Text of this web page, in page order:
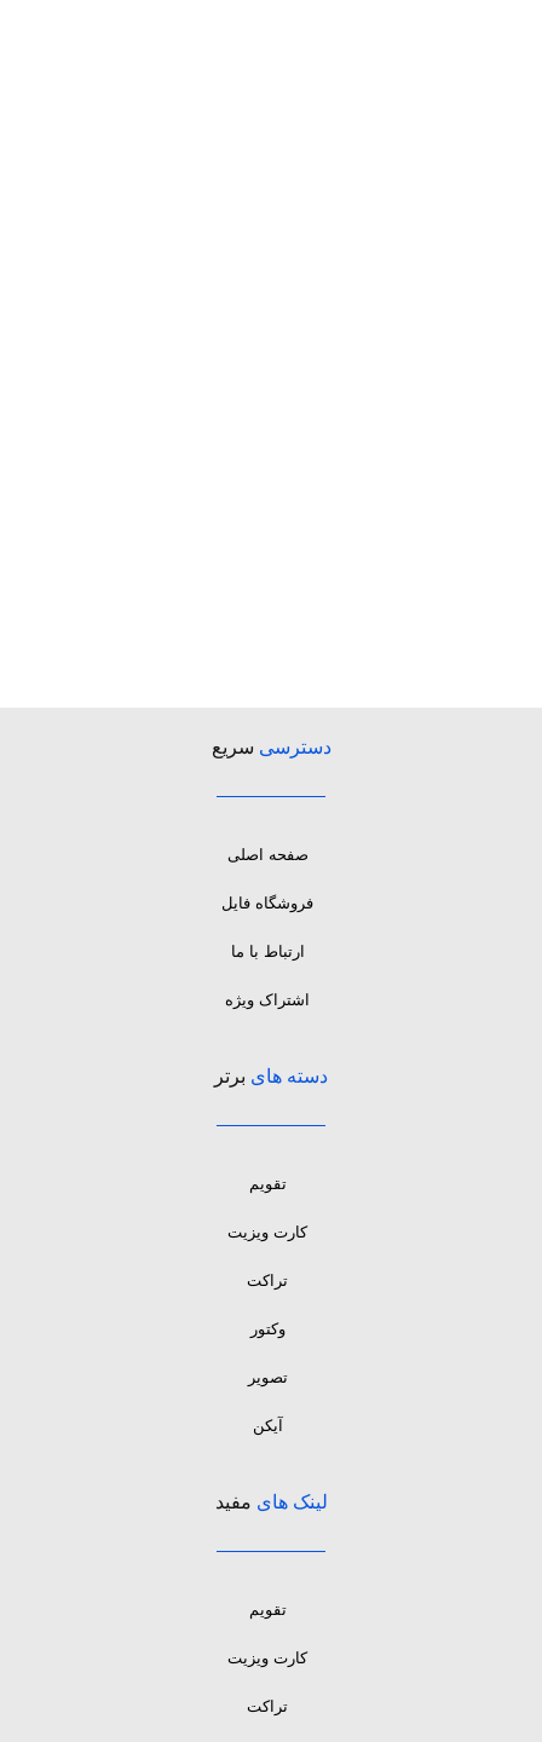
دسترسی سریع
صفحه اصلی
فروشگاه فایل
ارتباط با ما
اشتراک ویژه
دسته های برتر
تقویم
کارت ویزیت
تراکت
وکتور
تصویر
آیکن
لینک های مفید
تقویم
کارت ویزیت
تراکت